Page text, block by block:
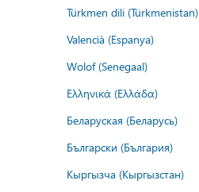
Türkmen dili (Türkmenistan)
Valencià (Espanya)
Wolof (Senegaal)
Ελληνικά (Ελλάδα)
Беларуская (Беларусь)
Български (България)
Кыргызча (Кыргызстан)